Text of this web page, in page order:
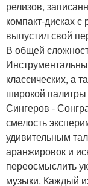
релизов,
компакт-дисках
выпустил свой
В общей
классических, а
широкой
Сингеров -
смелость
удивительным
аранжировок и
переосмыслить
музыки. Каждый